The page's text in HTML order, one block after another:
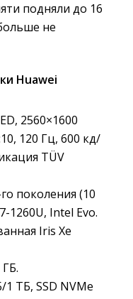
подняли до 16
не
Huawei
2560×1600
120 Гц, 600 кд/
TÜV
поколения (10
1260U, Intel Evo.
Iris Xe
ТБ, SSD NVMe